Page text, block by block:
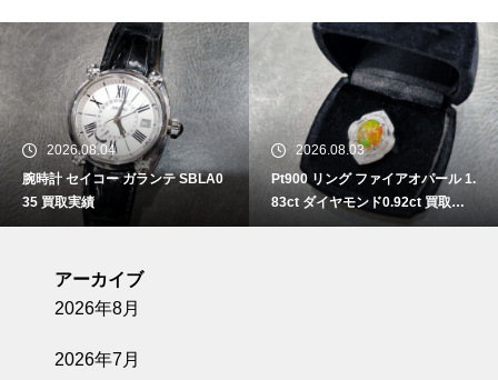
2026.08.04
腕時計 セイコー ガランテ SBLA0
35 買取実績
2026.08.03
Pt900 リング ファイアオパール 1.
83ct ダイヤモンド0.92ct 買取実
績
アーカイブ
2026年8月
2026年7月